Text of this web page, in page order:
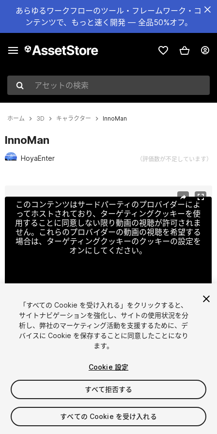
あらゆるワークフローのツール・フレームワーク・コ
ンテンツで、もっと速く開発 — 全品50%オフ。
アセットの検索
ホーム 3D キャラクター InnoMan
InnoMan
HoyaEnter （評価数が不足しています）
このコンテンツはサードパーティのプロバイダーによ
ってホストされており、ターゲティングクッキーを使
用することに同意しない限り動画の視聴が許可されま
せん。これらのプロバイダーの動画の視聴を希望する
場合は、ターゲティングクッキーのクッキーの設定を
オンにしてください。
1 /5
$4.99
消費税は決済時に計算されます
「すべての Cookie を受け入れる」をクリックすると、
サイトナビゲーションを強化し、サイトの使用状況を分
析し、弊社のマーケティング活動を支援するために、デ
バイスに Cookie を保存することに同意したことになり
ます。
Cookie 設定
すべて拒否する
すべての Cookie を受け入れる